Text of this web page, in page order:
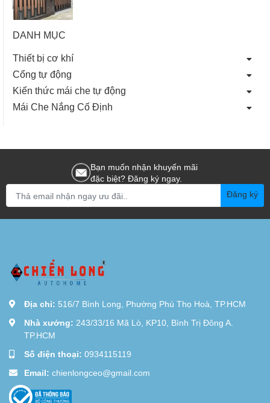
DANH MỤC
Thiết bị cơ khí
Cổng tự động
Kiến thức mái che tự động
Mái Che Nắng Cố Định
Bạn muốn nhận khuyến mãi
đặc biệt? Đăng ký ngay.
Đăng ký
Địa chỉ: 516/7 Bình Long, Phường Phú Thọ Hoà, TP.HCM
Nhà xưởng: 243/33/16 Mã Lò, KP10, Bình Trị Đông A.
TP.HCM
Số điện thoại: 0934115119
Email: chienlongceo@gmail.com